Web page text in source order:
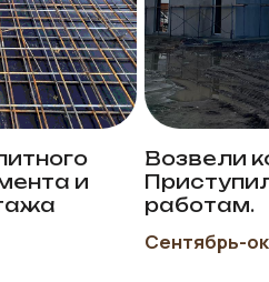
Сентябрь-октябрь 2024
Возвели коробки.
Приступили к фасадным
работам.